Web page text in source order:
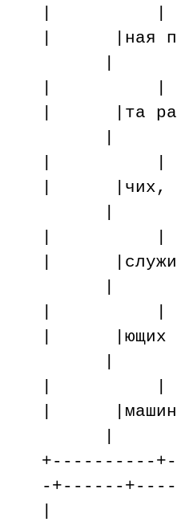
| |ная
| |та
| |чих,
|
|
|
+----------
-+------
| Отдел